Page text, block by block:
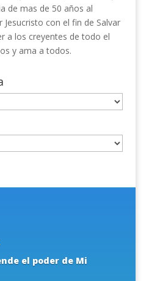
de mas de 50 años al
con el fin de Salvar
a los creyentes de todo el
y ama a todos.
el poder de Mi